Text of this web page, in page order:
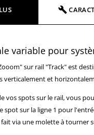
variable pour
sur rail "Track" est
et
vos spots sur le rail, vous
spot sur la ligne 1 pour
fait via une molette à tourner